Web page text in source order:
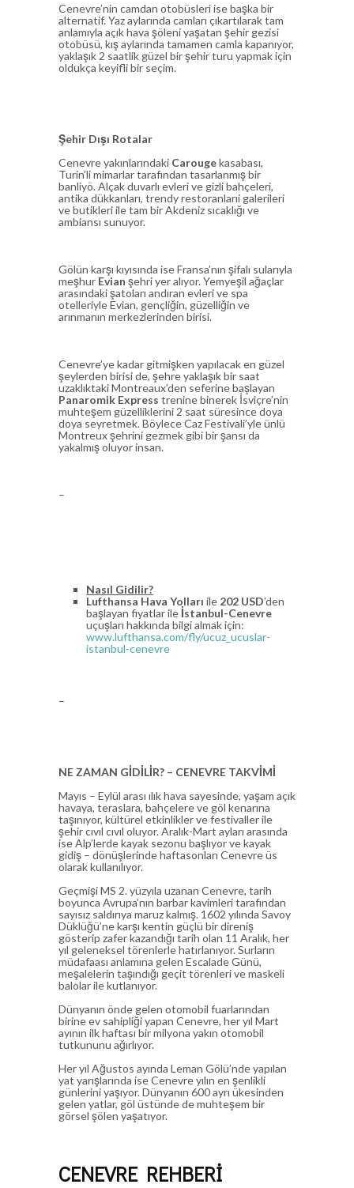
Cenevre’nin camdan otobüsleri ise başka bir
alternatif. Yaz aylarında camları çıkartılarak tam
anlamıyla açık hava şöleni yaşatan şehir gezisi
otobüsü, kış aylarında tamamen camla kapanıyor,
yaklaşık 2 saatlik güzel bir şehir turu yapmak için
oldukça keyifli bir seçim.
Şehir Dışı Rotalar
Cenevre yakınlarındaki Carougekasabası,
Turin’li mimarlar tarafından tasarlanmış bir
banliyö. Alçak duvarlı evleri ve gizli bahçeleri,
antika dükkanları, trendy restoranlarıi galerileri
ve butikleri ile tam bir Akdeniz sıcaklığı ve
ambiansı sunuyor.
Gölün karşı kıyısında ise Fransa’nın şifalı sularıyla
meşhur Evian şehri yer alıyor. Yemyeşil ağaçlar
arasındaki şatoları andıran evleri ve spa
otelleriyle Evian, gençliğin, güzelliğin ve
arınmanın merkezlerinden birisi.
Cenevre’ye kadar gitmişken yapılacak en güzel
şeylerden birisi de, şehre yaklaşık bir saat
uzaklıktaki Montreaux’den seferine başlayan
Panaromik Express trenine binerek İsviçre’nin
muhteşem güzelliklerini 2 saat süresince doya
doya seyretmek. Böylece Caz Festivali’yle ünlü
Montreux şehrini gezmek gibi bir şansı da
yakalmış oluyor insan.
–
Nasıl Gidilir?
Lufthansa Hava Yolları ile 202 USD’den
başlayan fiyatlar ile İstanbul-Cenevre
uçuşları hakkında bilgi almak için:
www.lufthansa.com/fly/ucuz_ucuslar-
istanbul-cenevre
–
NE ZAMAN GİDİLİR? – CENEVRE TAKVİMİ
Mayıs – Eylül arası ılık hava sayesinde, yaşam açık
havaya, teraslara, bahçelere ve göl kenarına
taşınıyor, kültürel etkinlikler ve festivaller ile
şehir cıvıl cıvıl oluyor. Aralık-Mart ayları arasında
ise Alp’lerde kayak sezonu başlıyor ve kayak
gidiş – dönüşlerinde haftasonları Cenevre üs
olarak kullanılıyor.
Geçmişi MS 2. yüzyıla uzanan Cenevre, tarih
boyunca Avrupa’nın barbar kavimleri tarafından
sayısız saldırıya maruz kalmış. 1602 yılında Savoy
Düklüğü’ne karşı kentin güçlü bir direniş
gösterip zafer kazandığı tarih olan 11 Aralık, her
yıl geleneksel törenlerle hatırlanıyor. Surların
müdafaası anlamına gelen Escalade Günü,
meşalelerin taşındığı geçit törenleri ve maskeli
balolar ile kutlanıyor.
Dünyanın önde gelen otomobil fuarlarından
birine ev sahipliği yapan Cenevre, her yıl Mart
ayının ilk haftası bir milyona yakın otomobil
tutkununu ağırlıyor.
Her yıl Ağustos ayında Leman Gölü’nde yapılan
yat yarışlarında ise Cenevre yılın en şenlikli
günlerini yaşıyor. Dünyanın 600 ayrı ükesinden
gelen yatlar, göl üstünde de muhteşem bir
görsel şölen yaşatıyor.
CENEVRE REHBERİ